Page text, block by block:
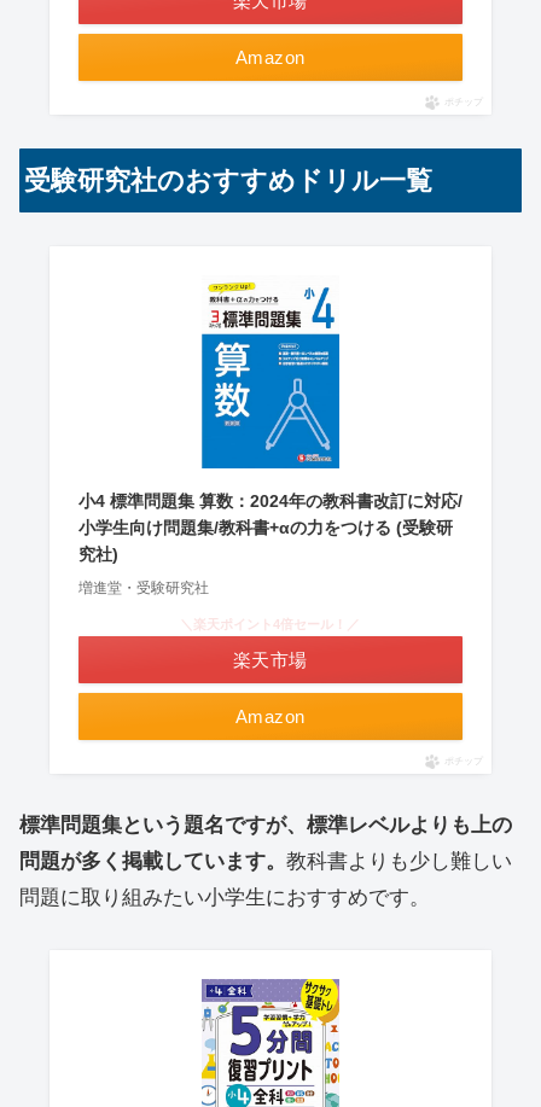
Amazon
ポチップ
受験研究社のおすすめドリル一覧
小4 標準問題集 算数：2024年の教科書改訂に対応/
小学生向け問題集/教科書+αの力をつける (受験研
究社)
増進堂・受験研究社
Amazon
＼楽天ポイント4倍セール！／
楽天市場
ポチップ
標準問題集という題名ですが、標準レベルよりも上の
問題が多く掲載しています。 教科書よりも少し難しい
問題に取り組みたい小学生におすすめです。